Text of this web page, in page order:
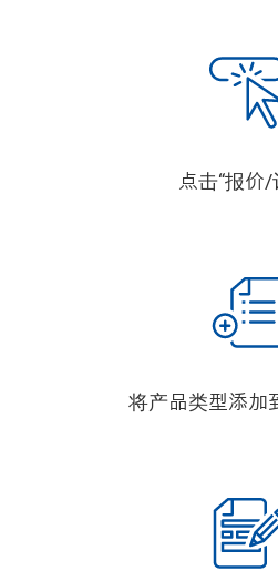
点击“报价/
将产品类型添加